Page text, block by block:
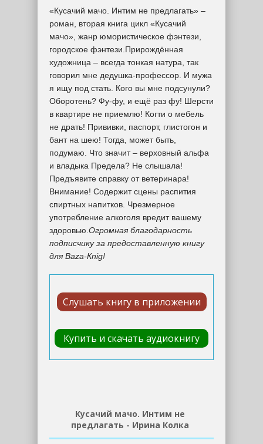
«Кусачий мачо. Интим не предлагать» –
роман, вторая книга цикл «Кусачий
мачо», жанр юмористическое фэнтези,
городское фэнтези.Прирождённая
художница – всегда тонкая натура, так
говорил мне дедушка-профессор. И мужа
я ищу под стать. Кого вы мне подсунули?
Оборотень? Фу-фу, и ещё раз фу! Шерсти
в квартире не приемлю! Когти о мебель
не драть! Прививки, паспорт, глистогон и
бант на шею! Тогда, может быть,
подумаю. Что значит – верховный альфа
и владыка Предела? Не слышала!
Предъявите справку от ветеринара!
Внимание! Содержит сцены распития
спиртных напитков. Чрезмерное
употребление алкоголя вредит вашему
здоровью. Огромная благодарность
подписчику за предоставленную книгу
для Вaza-Кnig!
Слушать книгу в приложении
Купить и скачать аудиокнигу
Кусачий мачо. Интим не
предлагать - Ирина Колка